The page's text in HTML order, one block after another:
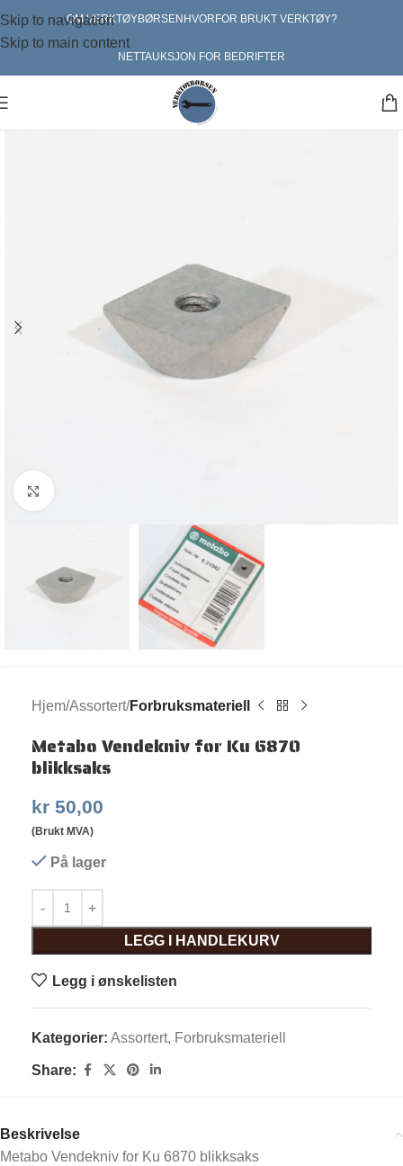
Skip to navigation
Skip to main content
OM VERKTØYBØRSEN HVORFOR BRUKT VERKTØY?
NETTAUKSJON FOR BEDRIFTER
Hjem Assortert Forbruksmateriell
Metabo Vendekniv for Ku 6870
blikksaks
kr 50,00
(Brukt MVA)
På lager
LEGG I HANDLEKURV
Legg i ønskelisten
Kategorier: Assortert, Forbruksmateriell
Share:
Beskrivelse
Metabo Vendekniv for Ku 6870 blikksaks